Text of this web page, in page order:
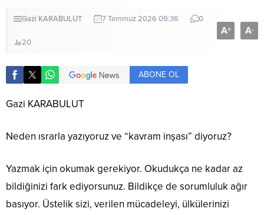
Gazi KARABULUT 7 Temmuz 2026 09:36 0
20
A+ A-
ABONE OL
Gazi KARABULUT
Neden ısrarla yazıyoruz ve “kavram inşası” diyoruz?
Yazmak için okumak gerekiyor. Okudukça ne kadar az
bildiğinizi fark ediyorsunuz. Bildikçe de sorumluluk ağır
basıyor. Üstelik sizi, verilen mücadeleyi, ülkülerinizi